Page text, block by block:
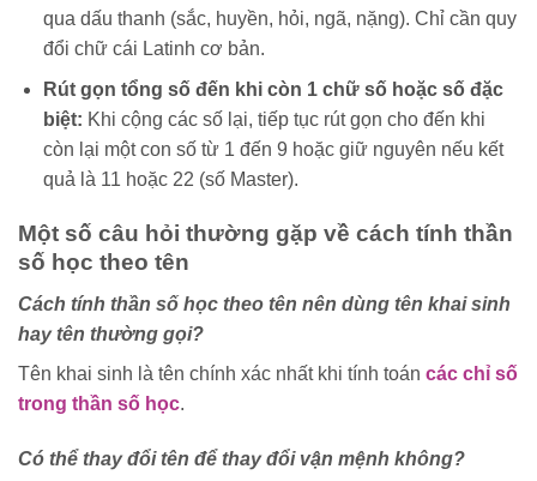
qua dấu thanh (sắc, huyền, hỏi, ngã, nặng). Chỉ cần quy
đổi chữ cái Latinh cơ bản.
Rút gọn tổng số đến khi còn 1 chữ số hoặc số đặc
biệt: Khi cộng các số lại, tiếp tục rút gọn cho đến khi
còn lại một con số từ 1 đến 9 hoặc giữ nguyên nếu kết
quả là 11 hoặc 22 (số Master).
Một số câu hỏi thường gặp về cách tính thần
số học theo tên
Cách tính thần số học theo tên nên dùng tên khai sinh
hay tên thường gọi?
Tên khai sinh là tên chính xác nhất khi tính toán các chỉ số
trong thần số học.
Có thể thay đổi tên để thay đổi vận mệnh không?